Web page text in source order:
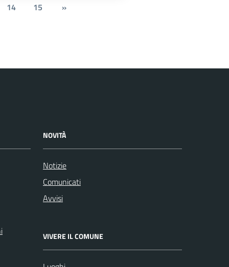
14 15 »
NOVITÀ
Notizie
Comunicati
Avvisi
VIVERE IL COMUNE